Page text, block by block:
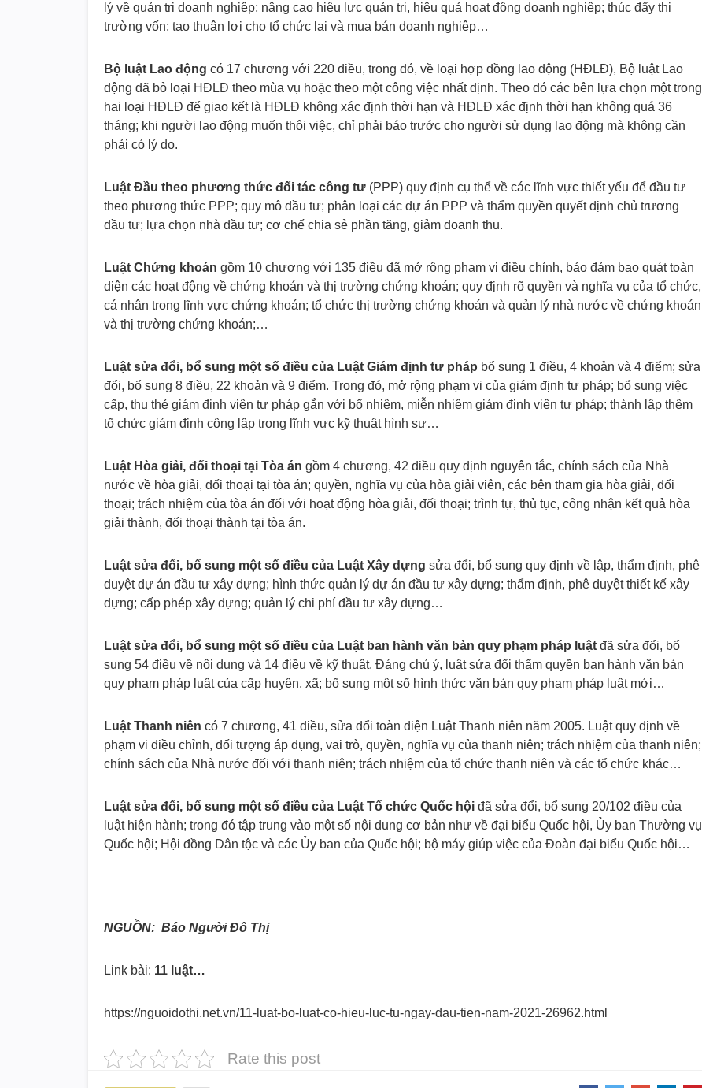
lý về quản trị doanh nghiệp; nâng cao hiệu lực quản trị, hiệu quả hoạt động doanh nghiệp; thúc đẩy thị
trường vốn; tạo thuận lợi cho tổ chức lại và mua bán doanh nghiệp…
Bộ luật Lao động có 17 chương với 220 điều, trong đó, về loại hợp đồng lao động (HĐLĐ), Bộ luật Lao
động đã bỏ loại HĐLĐ theo mùa vụ hoặc theo một công việc nhất định. Theo đó các bên lựa chọn một trong
hai loại HĐLĐ để giao kết là HĐLĐ không xác định thời hạn và HĐLĐ xác định thời hạn không quá 36
tháng; khi người lao động muốn thôi việc, chỉ phải báo trước cho người sử dụng lao động mà không cần
phải có lý do.
Luật Đầu theo phương thức đối tác công tư (PPP) quy định cụ thể về các lĩnh vực thiết yếu để đầu tư
theo phương thức PPP; quy mô đầu tư; phân loại các dự án PPP và thẩm quyền quyết định chủ trương
đầu tư; lựa chọn nhà đầu tư; cơ chế chia sẻ phần tăng, giảm doanh thu.
Luật Chứng khoán gồm 10 chương với 135 điều đã mở rộng phạm vi điều chỉnh, bảo đảm bao quát toàn
diện các hoạt động về chứng khoán và thị trường chứng khoán; quy định rõ quyền và nghĩa vụ của tổ chức,
cá nhân trong lĩnh vực chứng khoán; tổ chức thị trường chứng khoán và quản lý nhà nước về chứng khoán
và thị trường chứng khoán;…
Luật sửa đổi, bổ sung một số điều của Luật Giám định tư pháp bổ sung 1 điều, 4 khoản và 4 điểm; sửa
đổi, bổ sung 8 điều, 22 khoản và 9 điểm. Trong đó, mở rộng phạm vi của giám định tư pháp; bổ sung việc
cấp, thu thẻ giám định viên tư pháp gắn với bổ nhiệm, miễn nhiệm giám định viên tư pháp; thành lập thêm
tổ chức giám định công lập trong lĩnh vực kỹ thuật hình sự…
Luật Hòa giải, đối thoại tại Tòa án gồm 4 chương, 42 điều quy định nguyên tắc, chính sách của Nhà
nước về hòa giải, đối thoại tại tòa án; quyền, nghĩa vụ của hòa giải viên, các bên tham gia hòa giải, đối
thoại; trách nhiệm của tòa án đối với hoạt động hòa giải, đối thoại; trình tự, thủ tục, công nhận kết quả hòa
giải thành, đối thoại thành tại tòa án.
Luật sửa đổi, bổ sung một số điều của Luật Xây dựng sửa đổi, bổ sung quy định về lập, thẩm định, phê
duyệt dự án đầu tư xây dựng; hình thức quản lý dự án đầu tư xây dựng; thẩm định, phê duyệt thiết kế xây
dựng; cấp phép xây dựng; quản lý chi phí đầu tư xây dựng…
Luật sửa đổi, bổ sung một số điều của Luật ban hành văn bản quy phạm pháp luật đã sửa đổi, bổ
sung 54 điều về nội dung và 14 điều về kỹ thuật. Đáng chú ý, luật sửa đổi thẩm quyền ban hành văn bản
quy phạm pháp luật của cấp huyện, xã; bổ sung một số hình thức văn bản quy phạm pháp luật mới…
Luật Thanh niên có 7 chương, 41 điều, sửa đổi toàn diện Luật Thanh niên năm 2005. Luật quy định về
phạm vi điều chỉnh, đối tượng áp dụng, vai trò, quyền, nghĩa vụ của thanh niên; trách nhiệm của thanh niên;
chính sách của Nhà nước đối với thanh niên; trách nhiệm của tổ chức thanh niên và các tổ chức khác…
Luật sửa đổi, bổ sung một số điều của Luật Tổ chức Quốc hội đã sửa đổi, bổ sung 20/102 điều của
luật hiện hành; trong đó tập trung vào một số nội dung cơ bản như về đại biểu Quốc hội, Ủy ban Thường vụ
Quốc hội; Hội đồng Dân tộc và các Ủy ban của Quốc hội; bộ máy giúp việc của Đoàn đại biểu Quốc hội…
NGUỒN: Báo Người Đô Thị
Link bài: 11 luật…
https://nguoidothi.net.vn/11- luat-bo-luat-co-hieu-luc-tu-ngay-dau-tien-nam-2021-26962.html
Rate this post